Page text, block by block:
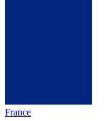
France